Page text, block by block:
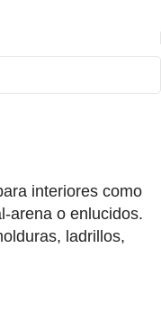
interiores como
arena o enlucidos.
ladrillos,